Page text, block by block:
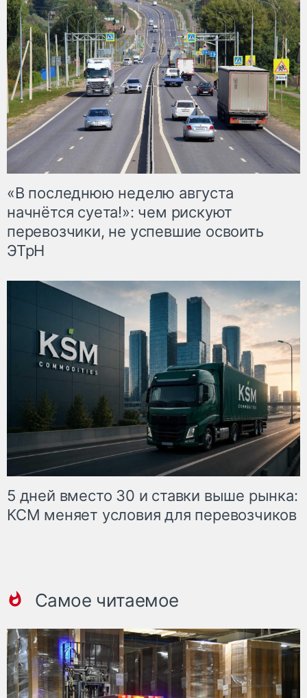
«В последнюю неделю августа
начнётся суета!»: чем рискуют
перевозчики, не успевшие освоить
ЭТрН
5 дней вместо 30 и ставки выше рынка:
КСМ меняет условия для перевозчиков
Самое читаемое